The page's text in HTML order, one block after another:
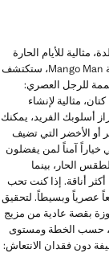
مثالية للأيام الحارة
ولمن يبحثون عن الراحة دون التخلي عن الأناقة. في مجموعة Mango Man، ستكتشف
للرجل العصري:
مثالية لإنشاء
أسلوبك الفريد، يمكنك
أو الأخضر التي تضيف
خياراً آمناً لمن يفضلون
يخيب للطقس الحار، بينما
أناقة. إذا كنت تحب
عصرياً وبسيطاً. لتحقيق
بقصة عادية من مزيج
حسب الخطة ومستوى
دون فقدان الانتعاش: